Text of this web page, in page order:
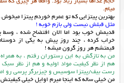
میام.
بهترین پیتزایی که تو عمرم خوردم پیتزا
مثل قبلش نیست ولی بازم خوبه !
قدیمش خوب بود اما الان افتضاح شده ، وسط
خراب کرده ، چند روز پیش به یکی از
قیمتشم هر روز گرون میشه !
من به تازگش به این رستوران رفتم ، به
هم از نظر کیفیت مواد اولیه و هم از نظر
رست بیف/پیتزا سوسیس و چیزبرگر پرسی رو
من خیلی ساله که اینجا میرم اوایل خیلی